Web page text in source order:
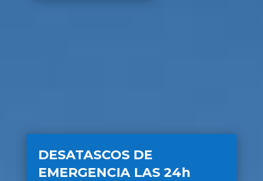
DESATASCOS DE
EMERGENCIA LAS 24h